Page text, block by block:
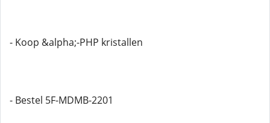
- Koop &alpha;-PHP kristallen
- Bestel 5F-MDMB-2201